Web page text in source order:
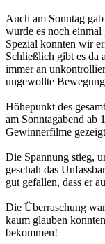
Auch am Sonntag
wurde es noch einmal
Spezial konnten wir
Schließlich gibt es da
immer an
ungewollte
Höhepunkt des
am Sonntagabend ab
Gewinnerfilme
Die Spannung stieg,
geschah das
gut gefallen, dass er
Die Überraschung
kaum glauben
bekommen!